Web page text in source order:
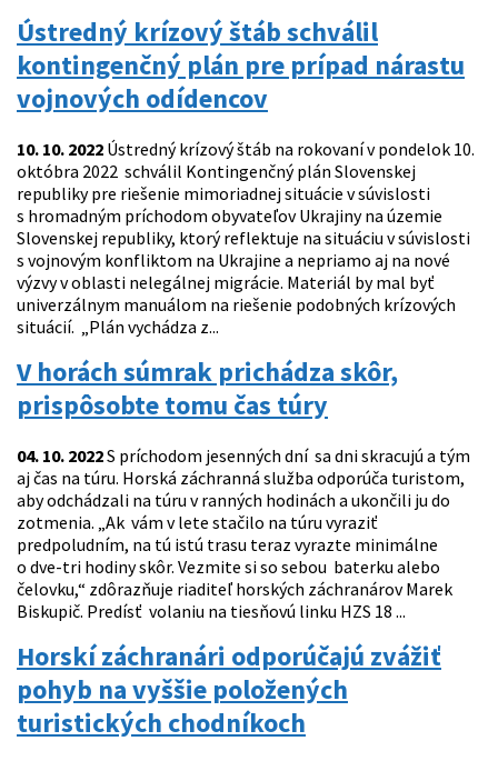
Ústredný krízový štáb schválil
kontingenčný plán pre prípad nárastu
vojnových odídencov
10. 10. 2022 Ústredný krízový štáb na rokovaní v pondelok 10.
októbra 2022 schválil Kontingenčný plán Slovenskej
republiky pre riešenie mimoriadnej situácie v súvislosti
s hromadným príchodom obyvateľov Ukrajiny na územie
Slovenskej republiky, ktorý reflektuje na situáciu v súvislosti
s vojnovým konfliktom na Ukrajine a nepriamo aj na nové
výzvy v oblasti nelegálnej migrácie. Materiál by mal byť
univerzálnym manuálom na riešenie podobných krízových
situácií. „Plán vychádza z...
V horách súmrak prichádza skôr,
prispôsobte tomu čas túry
04. 10. 2022S príchodom jesenných dní sa dni skracujú a tým
aj čas na túru. Horská záchranná služba odporúča turistom,
aby odchádzali na túru v ranných hodinách a ukončili ju do
zotmenia. „Ak vám v lete stačilo na túru vyraziť
predpoludním, na tú istú trasu teraz vyrazte minimálne
o dve-tri hodiny skôr. Vezmite si so sebou baterku alebo
čelovku,“ zdôrazňuje riaditeľ horských záchranárov Marek
Biskupič. Predísť volaniu na tiesňovú linku HZS 18 ...
Horskí záchranári odporúčajú zvážiť
pohyb na vyššie položených
turistických chodníkoch